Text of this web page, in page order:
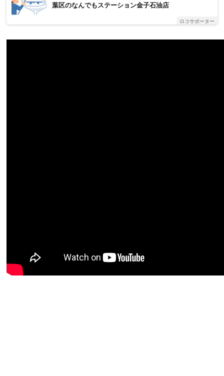
葉区のなんでもステーション金子石油店
ロコサポーター